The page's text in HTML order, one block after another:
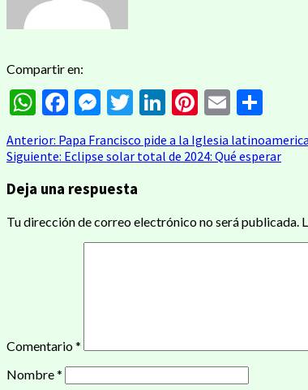
Compartir en:
WhatsApp
Facebook
Messenger
Twitter
LinkedIn
Pinterest
Email
Navegación
de
entradas
Anterior: Papa Francisco pide a la Iglesia
Siguiente: Eclipse solar total de 2024: Qué esperar
Deja una respuesta
Tu dirección de correo electrónico no será publicada.
Comentario*
Nombre*